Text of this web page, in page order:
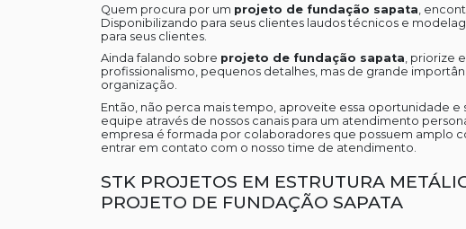
Quem procura por um projeto de fundação sapata ,
Disponibilizando para seus clientes laudos técnicos e
para seus clientes.
Ainda falando sobre projeto de fundação sapata, priorize
profissionalismo, pequenos detalhes, mas de grande
organização.
Então, não perca mais tempo, aproveite essa oportunidade
equipe através de nossos canais para um atendimento
empresa é formada por colaboradores que possuem amplo
entrar em contato com o nosso time de atendimento.
STK PROJETOS EM ESTRUTURA
PROJETO DE FUNDAÇÃO SAPATA